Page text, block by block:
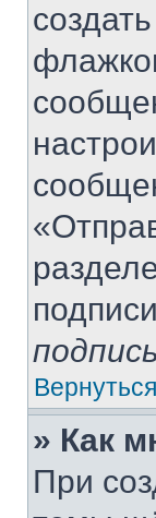
подпись
» Как
При